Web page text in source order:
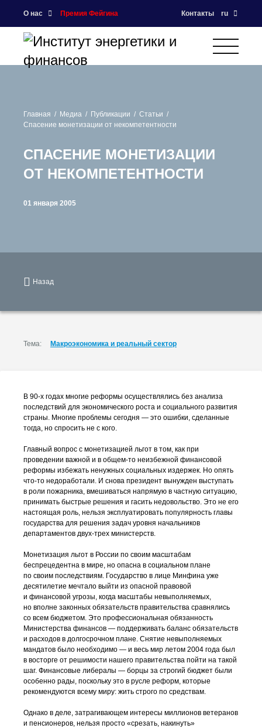
О нас Премия Фейгина Контакты ru
Главная Медиа Публикации
Статьи
Спасение монетизации от некомпетентности
СПАСЕНИЕ МОНЕТИЗАЦИИ
ОТ НЕКОМПЕТЕНТНОСТИ
01 января 2005
Назад
Тема: Макроэкономика и реальный сектор
В 90-х годах многие реформы осуществлялись без анализа
последствий для экономического роста и социального развития
страны. Многие проблемы сегодня — это ошибки, сделанные
тогда, но спросить не с кого.
Главный вопрос с монетизацией льгот в том, как при
проведении важной и в общем-то неизбежной финансовой
реформы избежать ненужных социальных издержек. Но опять
что-то недоработали. И снова президент вынужден выступать
в роли пожарника, вмешиваться напрямую в частную ситуацию,
принимать быстрые решения и гасить недовольство. Это не его
настоящая роль, нельзя эксплуатировать популярность главы
государства для решения задач уровня начальников
департаментов двух-трех министерств.
Монетизация льгот в России по своим масштабам
беспрецедентна в мире, но опасна в социальном плане
по своим последствиям. Государство в лице Минфина уже
десятилетие мечтало выйти из опасной правовой
и финансовой угрозы, когда масштабы невыполняемых,
но вполне законных обязательств правительства сравнялись
со всем бюджетом. Это профессиональная обязанность
Министерства финансов — поддерживать баланс обязательств
и расходов в долгосрочном плане. Снятие невыполняемых
мандатов было необходимо — и весь мир летом 2004 года был
в восторге от решимости нашего правительства пойти на такой
шаг. Финансовые либералы — борцы за строгий бюджет были
особенно рады, поскольку это в русле реформ, которые
рекомендуются всему миру: жить строго по средствам.
Однако в деле, затрагивающем интересы миллионов ветеранов
и пенсионеров, нельзя просто «срезать, накинуть»